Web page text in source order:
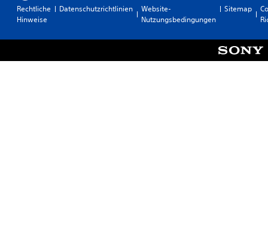
Rechtliche
Hinweise
Datenschutzrichtlinien
Website-
Nutzungsbedingungen
Sitemap